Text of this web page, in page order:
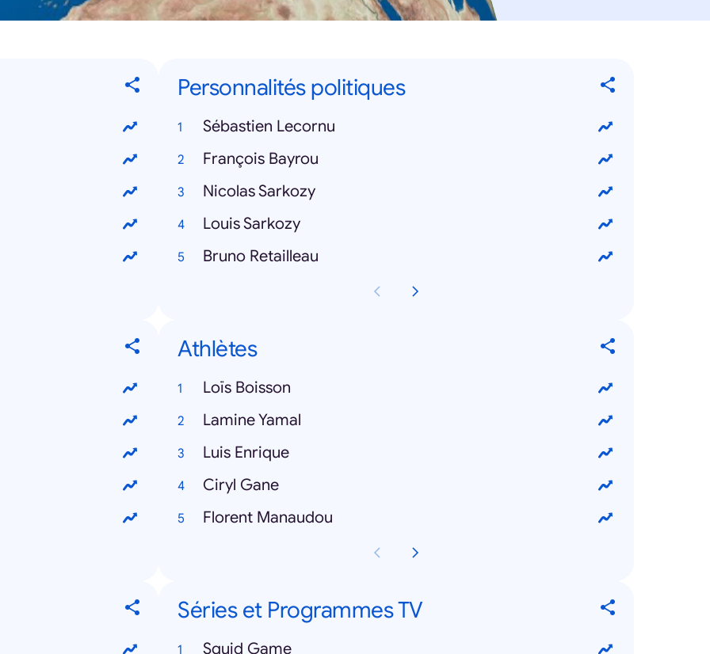
Personnalités politiques
Sébastien Lecornu
François Bayrou
Nicolas Sarkozy
Louis Sarkozy
Bruno Retailleau
Athlètes
Loïs Boisson
Lamine Yamal
Luis Enrique
Ciryl Gane
Florent Manaudou
Séries et Programmes TV
Squid Game